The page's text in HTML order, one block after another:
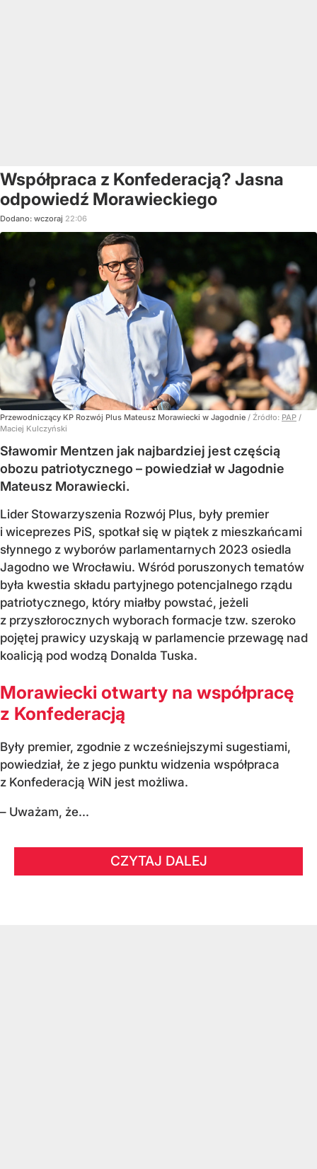
Współpraca z Konfederacją? Jasna
odpowiedź Morawieckiego
Dodano: wczoraj 22:06
Przewodniczący KP Rozwój Plus Mateusz Morawiecki w Jagodnie / Źródło: PAP /
Maciej Kulczyński
Sławomir Mentzen jak najbardziej jest częścią
obozu patriotycznego – powiedział w Jagodnie
Mateusz Morawiecki.
Lider Stowarzyszenia Rozwój Plus, były premier
i wiceprezes PiS, spotkał się w piątek z mieszkańcami
słynnego z wyborów parlamentarnych 2023 osiedla
Jagodno we Wrocławiu. Wśród poruszonych tematów
była kwestia składu partyjnego potencjalnego rządu
patriotycznego, który miałby powstać, jeżeli
z przyszłorocznych wyborach formacje tzw. szeroko
pojętej prawicy uzyskają w parlamencie przewagę nad
koalicją pod wodzą Donalda Tuska.
Morawiecki otwarty na współpracę
z Konfederacją
Były premier, zgodnie z wcześniejszymi sugestiami,
powiedział, że z jego punktu widzenia współpraca
z Konfederacją WiN jest możliwa.
– Uważam, że...
CZYTAJ DALEJ